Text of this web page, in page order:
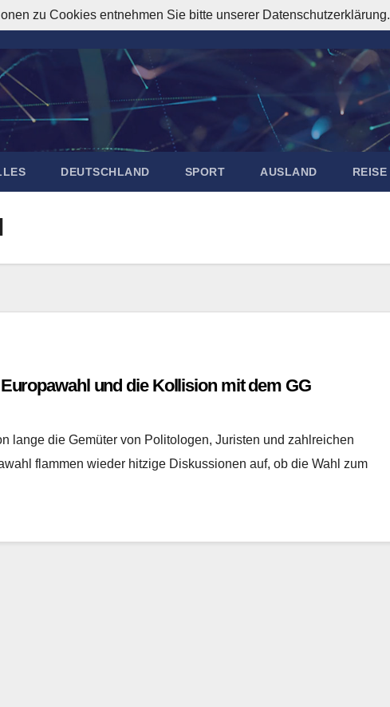
DEUTSCHLAND SPORT AUSLAND REISE
und die Kollision mit dem GG
lange die Gemüter von Politologen, Juristen und zahlreichen
flammen wieder hitzige Diskussionen auf, ob die Wahl zum
zu Cookies entnehmen Sie bitte unserer Datenschutzerklärung.